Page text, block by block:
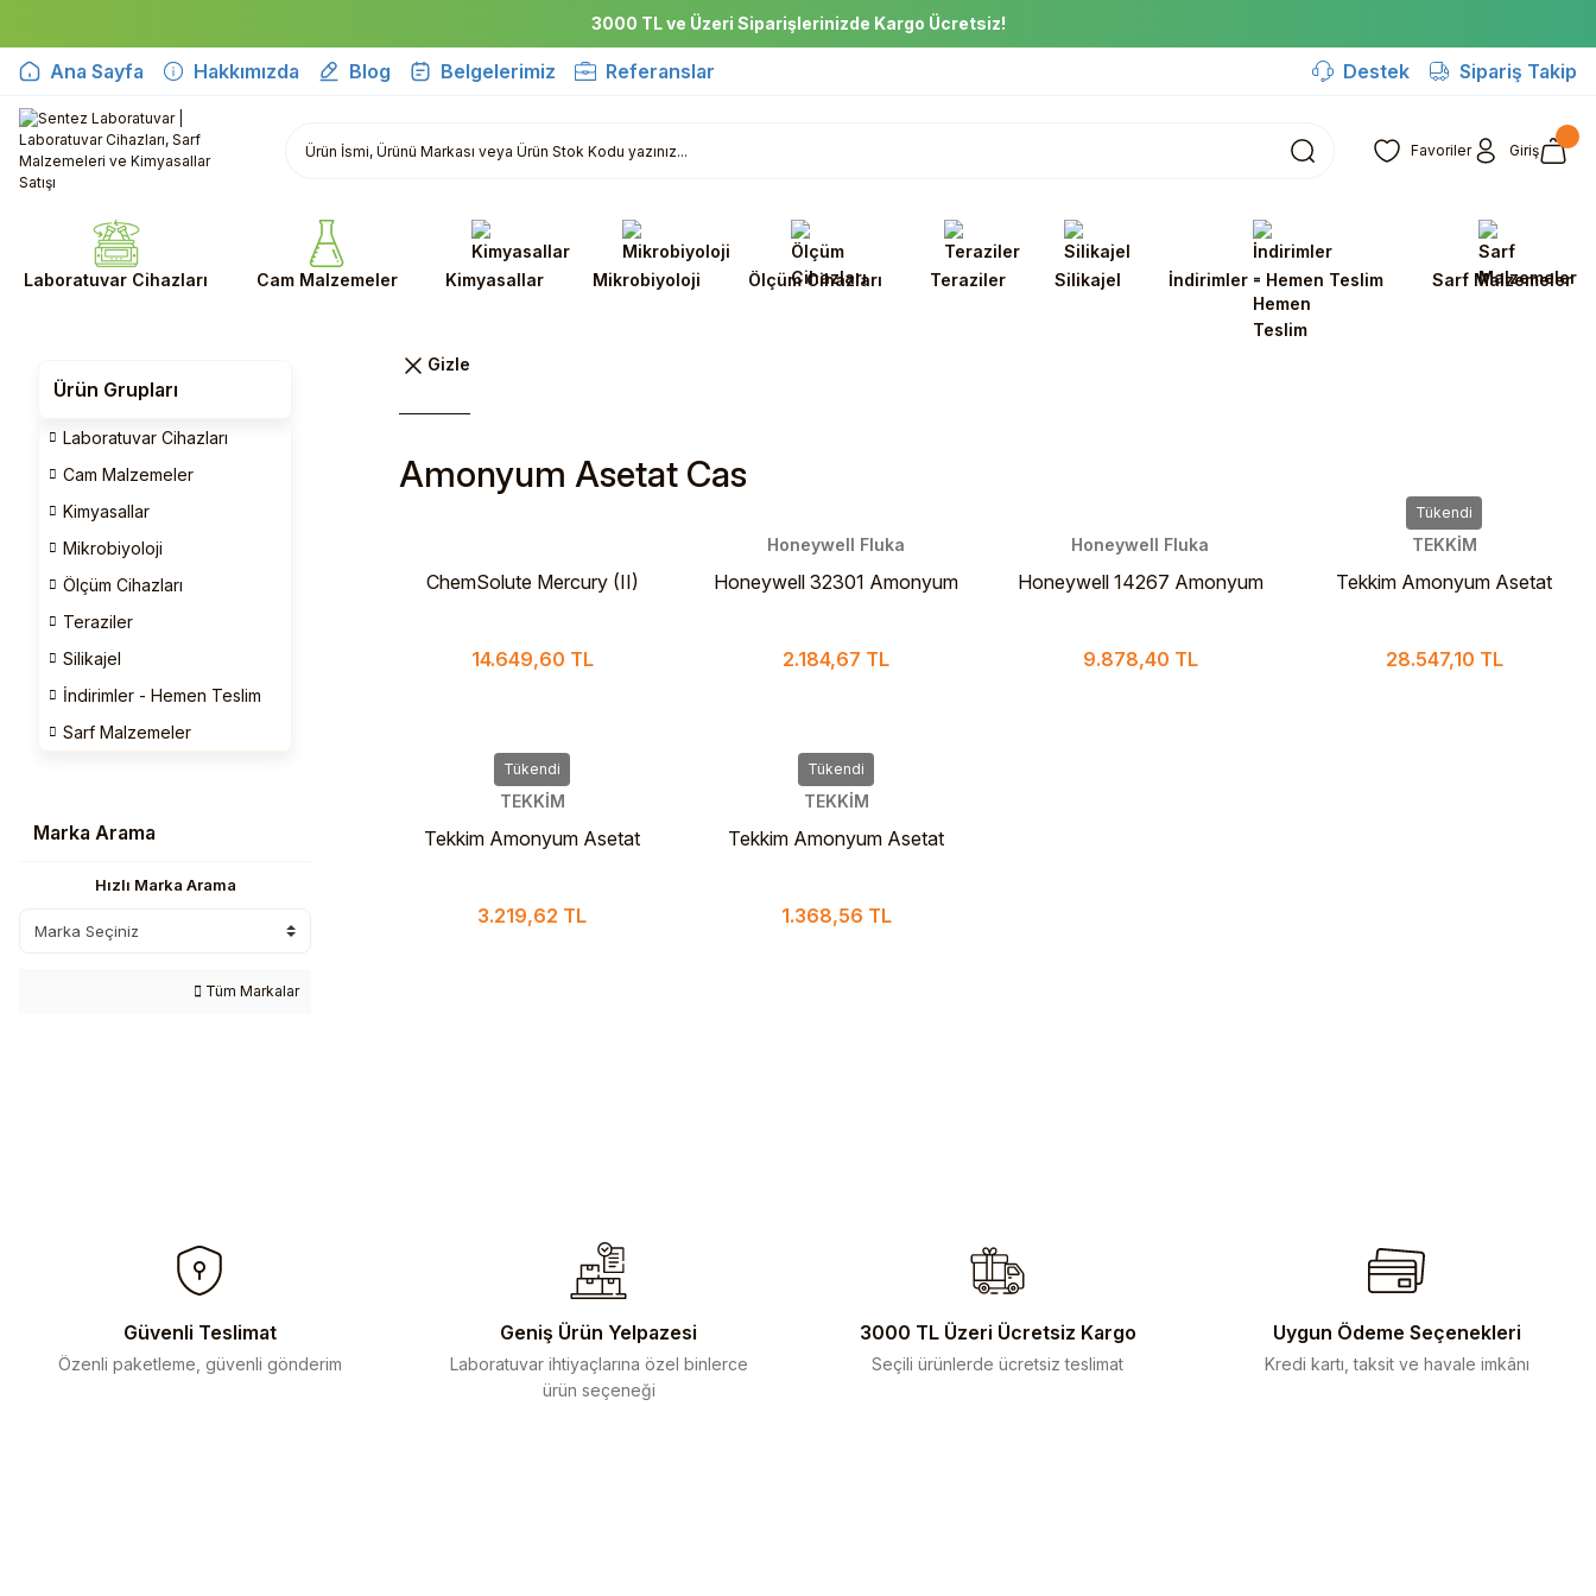
3000 TL ve Üzeri Siparişlerinizde Kargo Ücretsiz!
Ana Sayfa Hakkımızda Blog Belgelerimiz Referanslar Destek Sipariş Takip
Favoriler Giriş
Laboratuvar Cihazları Cam Malzemeler Kimyasallar Mikrobiyoloji Ölçüm Cihazları Teraziler Silikajel İndirimler - Hemen Teslim Sarf Malzemeler
Ürün Grupları
Laboratuvar Cihazları
Cam Malzemeler
Kimyasallar
Mikrobiyoloji
Ölçüm Cihazları
Teraziler
Silikajel
İndirimler - Hemen Teslim
Sarf Malzemeler
Marka Arama
Hızlı Marka Arama
Tüm Markalar
Amonyum Asetat Cas
ChemSolute Mercury (II)
Sülfat 250 gr
14.649,60 TL
Honeywell Fluka
Honeywell 32301 Amonyum
2.184,67 TL
Honeywell Fluka
Honeywell 14267 Amonyum
9.878,40 TL
Tükendi
TEKKİM
Tekkim Amonyum Asetat
28.547,10 TL
Tükendi
TEKKİM
Tekkim Amonyum Asetat
3.219,62 TL
Tükendi
TEKKİM
Tekkim Amonyum Asetat
1.368,56 TL
Güvenli Teslimat
Özenli paketleme, güvenli gönderim
Geniş Ürün Yelpazesi
Laboratuvar ihtiyaçlarına özel binlerce
ürün seçeneği
3000 TL Üzeri Ücretsiz Kargo
Seçili ürünlerde ücretsiz teslimat
Uygun Ödeme Seçenekleri
Kredi kartı, taksit ve havale imkânı